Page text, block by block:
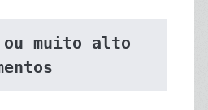
muito alto